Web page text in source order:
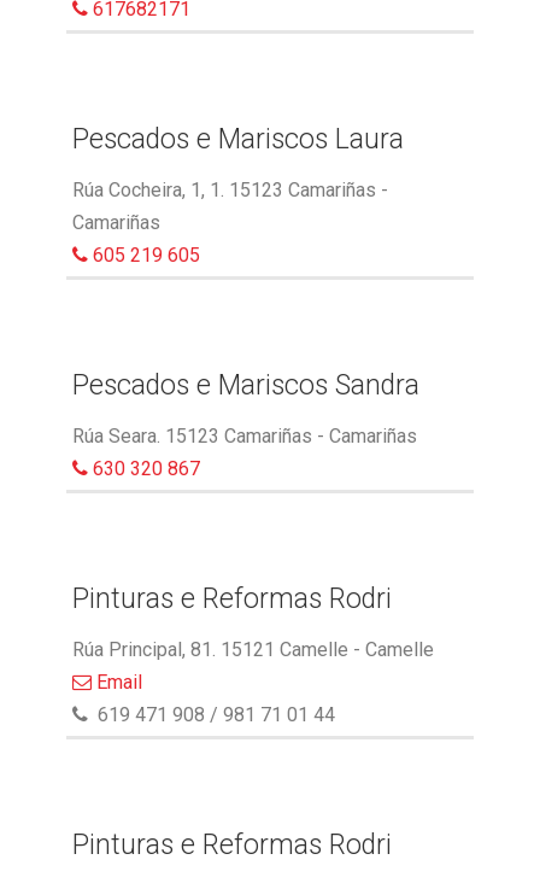
617682171
Pescados e Mariscos Laura
Rúa Cocheira, 1, 1. 15123 Camariñas -
Camariñas
605 219 605
Pescados e Mariscos Sandra
Rúa Seara. 15123 Camariñas - Camariñas
630 320 867
Pinturas e Reformas Rodri
Rúa Principal, 81. 15121 Camelle - Camelle
Email
619 471 908 / 981 71 01 44
Pinturas e Reformas Rodri